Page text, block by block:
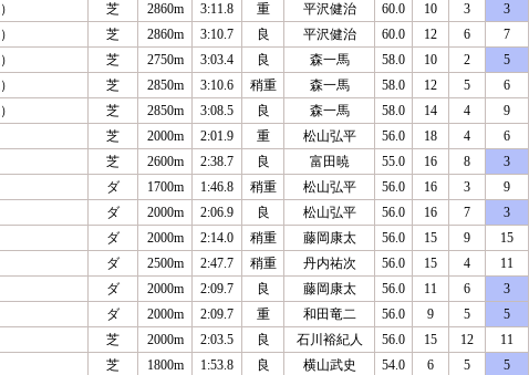
芝 2860m 3:11.8 重 平沢健治 60.0 10 3
3
芝 2860m 3:10.7 良 平沢健治 60.0 12 6
7
芝 2750m 3:03.4 良 森一馬 58.0 10 2
5
芝 2850m 3:10.6 稍重 森一馬 58.0 12 5
6
芝 2850m 3:08.5 良 森一馬 58.0 14 4
9
芝 2000m 2:01.9 重 松山弘平 56.0 18 4
6
芝 2600m 2:38.7 良 富田暁 55.0 16 8
3
ダ 1700m 1:46.8 稍重 松山弘平 56.0 16 3
9
ダ 2000m 2:06.9 良 松山弘平 56.0 16 7
3
ダ 2000m 2:14.0 稍重 藤岡康太 56.0 15 9
15
ダ 2500m 2:47.7 稍重 丹内祐次 56.0 15 4
11
ダ 2000m 2:09.7 良 藤岡康太 56.0 11 6
3
ダ 2000m 2:09.7 重 和田竜二 56.0 9 5
5
芝 2000m 2:03.5 良 石川裕紀人 56.0 15 12
11
芝 1800m 1:53.8 良 横山武史 54.0 6 5 5